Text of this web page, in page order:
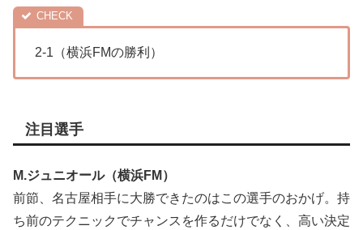
2-1（横浜FMの勝利）
注目選手
M.ジュニオール（横浜FM）
前節、名古屋相手に大勝できたのはこの選手のおかげ。持
ち前のテクニックでチャンスを作るだけでなく、高い決定